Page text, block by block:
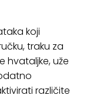
koji
traku za
hvataljke, uže
različite